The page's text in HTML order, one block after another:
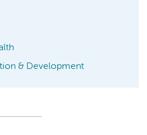
& Development